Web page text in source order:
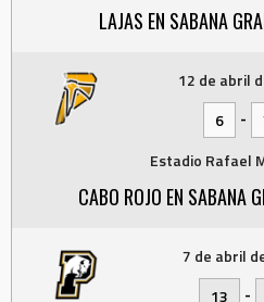
LAJAS EN SABANA
12 de abril
6
-
Estadio Rafael
CABO ROJO EN SABANA
7 de abril
13
-